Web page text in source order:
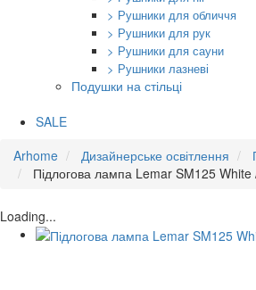
> Рушники для обличчя
> Рушники для рук
> Рушники для сауни
> Рушники лазневі
Подушки на стільці
SALE
Arhome
Дизайнерське освітлення
Підлогова лампа Lemar SM125 White
Loading...